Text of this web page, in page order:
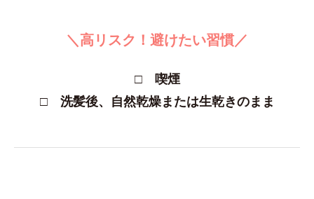
＼高リスク！避けたい習慣／
□ 喫煙
□ 洗髪後、自然乾燥または生乾きのまま